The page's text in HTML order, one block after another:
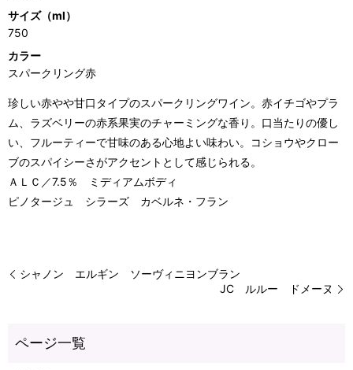
サイズ（ml）
750
カラー
スパークリング赤
珍しい赤やや甘口タイプのスパークリングワイン。赤イチゴやプラ
ム、ラズベリーの赤系果実のチャーミングな香り。口当たりの優し
い、フルーティーで甘味のある心地よい味わい。コショウやクロー
ブのスパイシーさがアクセントとして感じられる。
ＡＬＣ／7.5％ ミディアムボディ
ピノタージュ シラーズ カベルネ・フラン
シャノン エルギン ソーヴィニヨンブラン
JC ルルー ドメーヌ